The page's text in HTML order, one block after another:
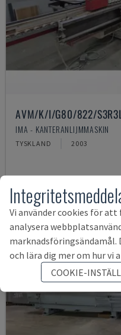
AVM/K/I/G80/822/
IMA - KANTERANLIJMMASKIN
TYSKLAND 2003
Vi använder cookies för
analysera
och lära dig mer om hur vi
COOKIE-